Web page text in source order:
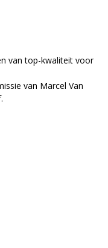
van top-kwaliteit voor
van Marcel Van